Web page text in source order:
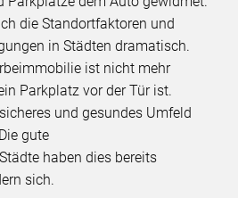
die Standortfaktoren und
in Städten dramatisch.
ist nicht mehr
Parkplatz vor der Tür ist.
und gesundes Umfeld
gute
haben dies bereits
sich.